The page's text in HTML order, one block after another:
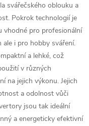
svářečského oblouku a
Pokrok technologií je
vhodné pro profesionální
i pro hobby sváření.
a lehké, což
v různých
na jejich výkonu. Jejich
a odolnost vůči
jsou tak ideální
a energeticky efektivní